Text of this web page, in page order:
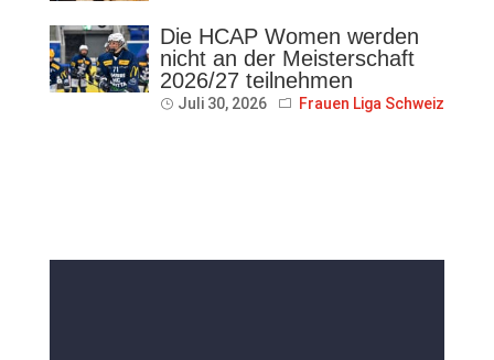
Die HCAP Women werden
nicht an der Meisterschaft
2026/27 teilnehmen
Juli 30, 2026 Frauen Liga Schweiz